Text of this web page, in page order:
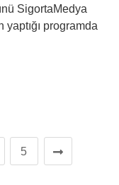
SigortaMedya
yaptığı programda
5